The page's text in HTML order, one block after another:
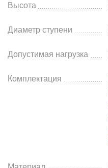
Высота
Диаметр ступени
Допустимая нагрузка
Комплектация